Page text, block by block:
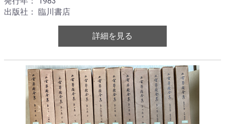
出版社： 臨川書店
詳細を見る